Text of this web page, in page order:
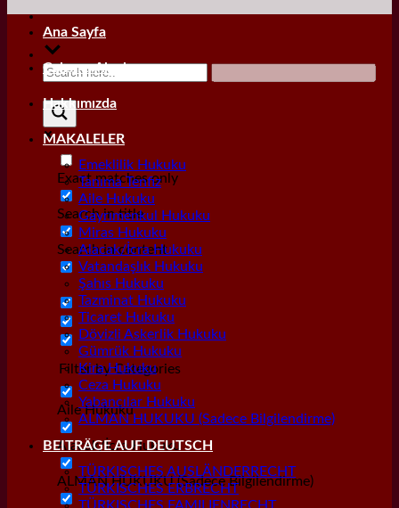
Exact matches only
Search in title
Search in content
Filter by Categories
Aile Hukuku
Alacak/İcra Hukuku
ALMAN HUKUKU (Sadece Bilgilendirme)
Ana Sayfa
Çalışma Alanları
Hakkımızda
MAKALELER
Emeklilik Hukuku
Tanıma Tenfiz
Aile Hukuku
Gayrımenkul Hukuku
Miras Hukuku
Alacak/İcra Hukuku
Vatandaşlık Hukuku
Şahıs Hukuku
Tazminat Hukuku
Ticaret Hukuku
Dövizli Askerlik Hukuku
Gümrük Hukuku
Kira Hukuku
Ceza Hukuku
Yabancılar Hukuku
ALMAN HUKUKU (Sadece Bilgilendirme)
BEITRÄGE AUF DEUTSCH
TÜRKISCHES AUSLÄNDERRECHT
TÜRKISCHES ERBRECHT